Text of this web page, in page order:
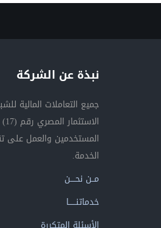
نبذة عن الشركة
جميع التعاملات المالية
المستخدمين والعمل على
الخدمة.
مــن نحــــن
خدماتنــــــا